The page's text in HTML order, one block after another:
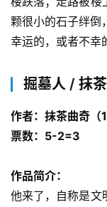
颗很小的石子绊倒
幸运的，或者不幸
掘墓人 / 抹
作者：抹茶曲奇
票数：5-2=3
作品简介：
他来了，自称是文